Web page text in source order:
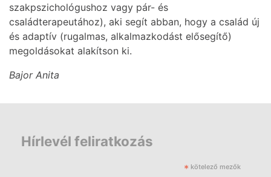
szakpszichológushoz vagy pár- és
családterapeutához), aki segít abban, hogy a család új
és adaptív (rugalmas, alkalmazkodást elősegítő)
megoldásokat alakítson ki.
Bajor Anita
Hírlevél feliratkozás
* kötelező mezők